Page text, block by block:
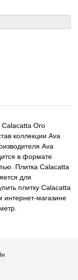
Calacatta Oro
коллекции Ava
Ava
в формате
Плитка Calacatta
для
плитку Calacatta
магазине